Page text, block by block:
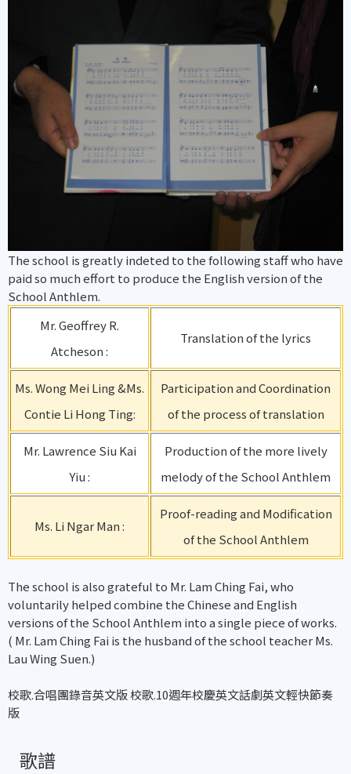
The school is greatly indeted to the following staff who have
paid so much effort to produce the English version of the
School Anthlem.
Mr. Geoffrey R.
Atcheson :
Translation of the lyrics
Ms. Wong Mei Ling &Ms.
Contie Li Hong Ting:
Participation and Coordination
of the process of translation
Mr. Lawrence Siu Kai
Yiu :
Production of the more lively
melody of the School Anthlem
Ms. Li Ngar Man :
Proof-reading and Modification
of the School Anthlem
The school is also grateful to Mr. Lam Ching Fai, who
voluntarily helped combine the Chinese and English
versions of the School Anthlem into a single piece of works.
( Mr. Lam Ching Fai is the husband of the school teacher Ms.
Lau Wing Suen.)
校歌.合唱團錄音英文版 校歌.10週年校慶英文話劇英文輕快節奏
版
歌譜